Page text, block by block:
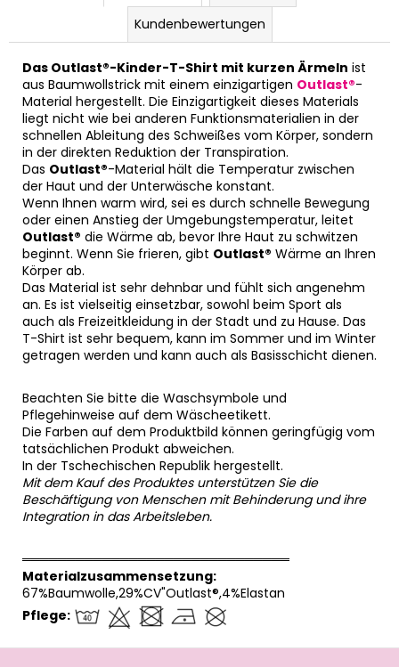
Kundenbewertungen
Das Outlast®-Kinder-T-Shirt mit kurzen Ärmeln ist
aus Baumwollstrick mit einem einzigartigen Outlast®-
Material hergestellt. Die Einzigartigkeit dieses Materials
liegt nicht wie bei anderen Funktionsmaterialien in der
schnellen Ableitung des Schweißes vom Körper, sondern
in der direkten Reduktion der Transpiration.
Das Outlast®-Material hält die Temperatur zwischen
der Haut und der Unterwäsche konstant.
Wenn Ihnen warm wird, sei es durch schnelle Bewegung
oder einen Anstieg der Umgebungstemperatur, leitet
Outlast® die Wärme ab, bevor Ihre Haut zu schwitzen
beginnt. Wenn Sie frieren, gibt Outlast® Wärme an Ihren
Körper ab.
Das Material ist sehr dehnbar und fühlt sich angenehm
an. Es ist vielseitig einsetzbar, sowohl beim Sport als
auch als Freizeitkleidung in der Stadt und zu Hause. Das
T-Shirt ist sehr bequem, kann im Sommer und im Winter
getragen werden und kann auch als Basisschicht dienen.
Beachten Sie bitte die Waschsymbole und
Pflegehinweise auf dem Wäscheetikett.
Die Farben auf dem Produktbild können geringfügig vom
tatsächlichen Produkt abweichen.
In der Tschechischen Republik hergestellt.
Mit dem Kauf des Produktes unterstützen Sie die
Beschäftigung von Menschen mit Behinderung und ihre
Integration in das Arbeitsleben.
══════════════════════════════
Materialzusammensetzung:
67%Baumwolle,29%CV"Outlast®,4%Elastan
Pflege: